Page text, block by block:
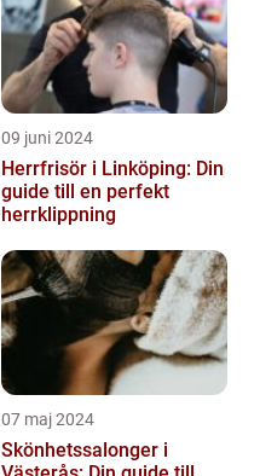
09 juni 2024
Herrfrisör i Linköping: Din
guide till en perfekt
herrklippning
07 maj 2024
Skönhetssalonger i